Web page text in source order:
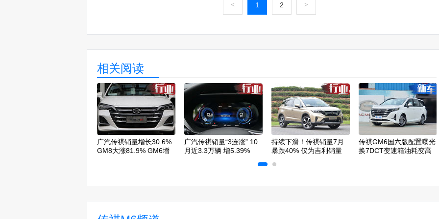
< 1 2 >
相关阅读
广汽传祺销量增长30.6%
GM8大涨81.9% GM6增
广汽传祺销量“3连涨” 10
月近3.3万辆 增5.39%
持续下滑！传祺销量7月
暴跌40% 仅为吉利销量
传祺GM6国六版配置曝光
换7DCT变速箱油耗变高